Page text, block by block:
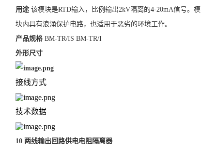
用途该模块是RTD输入，比例输出2kV隔离的4-20mA信号。模
块内具有浪涌保护电路，也适用于恶劣的环境工作。
产品规格BM-TR/IS BM-TR/I
外形尺寸
接线方式
技术数据
10 两线输出回路供电电阻隔离器